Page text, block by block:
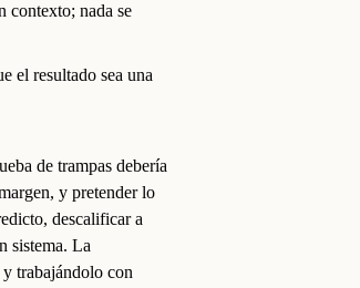
contexto; nada se
el resultado sea una
de trampas debería
y pretender lo
descalificar a
sistema. La
trabajándolo con